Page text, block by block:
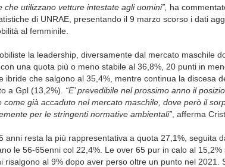
utilizzano vetture intestate agli uomini”, ha
di UNRAE, presentando il 9 marzo scorso i dati
al femminile.
la leadership, diversamente dal mercato maschile
una quota più o meno stabile al 36,8%, 20 punti in
ibride che salgono al 35,4%, mentre continua la discesa
a Gpl (13,2%). “E’ prevedibile nel prossimo anno il
già accaduto nel mercato maschile, dove però il
per le stringenti normative ambientali” , afferma
anni resta la più rappresentativa a quota 27,1%, seguita
le 56-65enni col 22,4%. Le over 65 pur in calo al 15,2%
al 9% dopo aver perso oltre un punto nel 2021.